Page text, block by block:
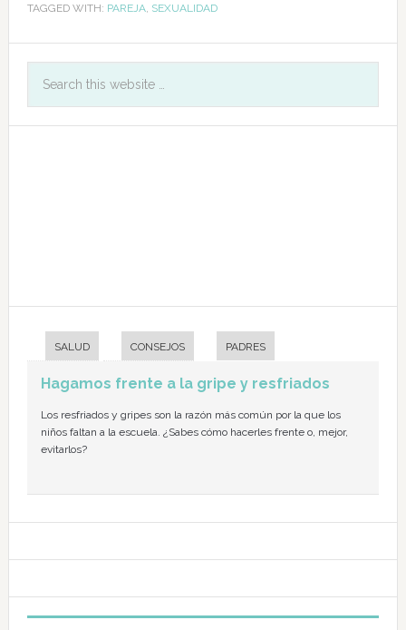
TAGGED WITH: PAREJA, SEXUALIDAD
SALUD CONSEJOS PADRES
Hagamos frente a la gripe y resfriados
Los resfriados y gripes son la razón más común por la que los
niños faltan a la escuela. ¿Sabes cómo hacerles frente o, mejor,
evitarlos?